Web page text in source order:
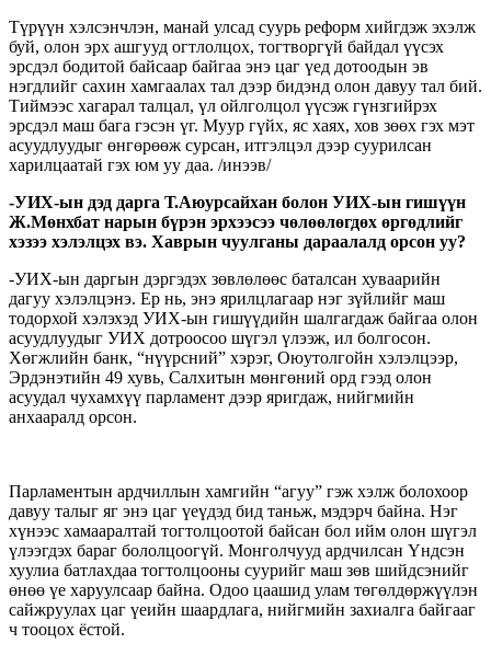
Түрүүн хэлсэнчлэн, манай улсад суурь реформ хийгдэж эхэлж
буй, олон эрх ашгууд огтлолцох, тогтворгүй байдал үүсэх
эрсдэл бодитой байсаар байгаа энэ цаг үед дотоодын эв
нэгдлийг сахин хамгаалах тал дээр бидэнд олон давуу тал бий.
Тиймээс хагарал талцал, үл ойлголцол үүсэж гүнзгийрэх
эрсдэл маш бага гэсэн үг. Муур гүйх, яс хаях, хов зөөх гэх мэт
асуудлуудыг өнгөрөөж сурсан, итгэлцэл дээр суурилсан
харилцаатай гэх юм уу даа. /инээв/
-УИХ-ын дэд дарга Т.Аюурсайхан болон УИХ-ын гишүүн
Ж.Мөнхбат нарын бүрэн эрхээсээ чөлөөлөгдөх өргөдлийг
хэзээ хэлэлцэх вэ. Хаврын чуулганы дараалалд орсон уу?
-УИХ-ын даргын дэргэдэх зөвлөлөөс баталсан хуваарийн
дагуу хэлэлцэнэ. Ер нь, энэ ярилцлагаар нэг зүйлийг маш
тодорхой хэлэхэд УИХ-ын гишүүдийн шалгагдаж байгаа олон
асуудлуудыг УИХ дотроосоо шүгэл үлээж, ил болгосон.
Хөгжлийн банк, “нүүрсний” хэрэг, Оюутолгойн хэлэлцээр,
Эрдэнэтийн 49 хувь, Салхитын мөнгөний орд гээд олон
асуудал чухамхүү парламент дээр яригдаж, нийгмийн
анхааралд орсон.
Парламентын ардчиллын хамгийн “агуу” гэж хэлж болохоор
давуу талыг яг энэ цаг үеүдэд бид таньж, мэдэрч байна. Нэг
хүнээс хамааралтай тогтолцоотой байсан бол ийм олон шүгэл
үлээгдэх бараг бололцоогүй. Монголчууд ардчилсан Үндсэн
хуулиа батлахдаа тогтолцооны суурийг маш зөв шийдсэнийг
өнөө үе харуулсаар байна. Одоо цаашид улам төгөлдөржүүлэн
сайжруулах цаг үеийн шаардлага, нийгмийн захиалга байгааг
ч тооцох ёстой.